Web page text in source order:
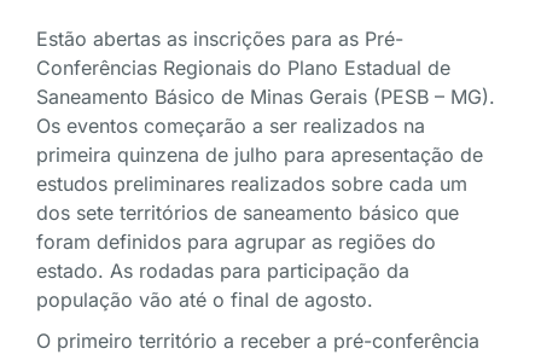
Estão abertas as inscrições para as Pré-
Conferências Regionais do Plano Estadual de
Saneamento Básico de Minas Gerais (PESB – MG).
Os eventos começarão a ser realizados na
primeira quinzena de julho para apresentação de
estudos preliminares realizados sobre cada um
dos sete territórios de saneamento básico que
foram definidos para agrupar as regiões do
estado. As rodadas para participação da
população vão até o final de agosto.
O primeiro território a receber a pré-conferência